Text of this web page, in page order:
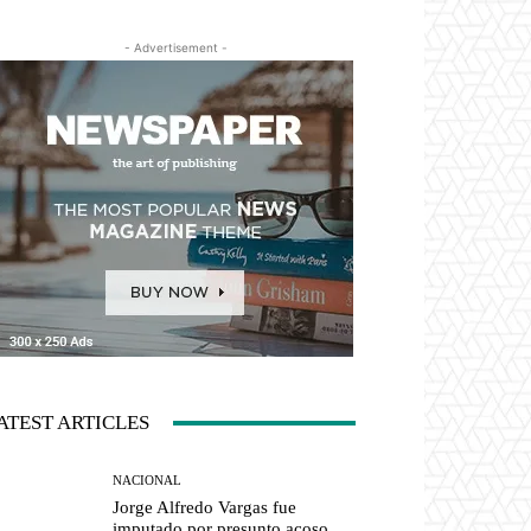
- Advertisement -
ARTICLES
NACIONAL
Jorge Alfredo Vargas fue